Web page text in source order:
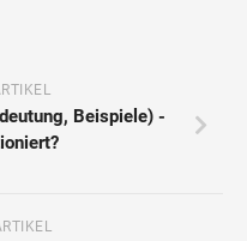
Beispiele) -